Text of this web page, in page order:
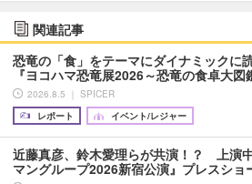
関連記事
恐竜の「食」をテーマにダイナミックに
『ヨコハマ恐竜展2026～恐竜の食卓大
2026.8.5 ｜ SPICER
レポート
イベント/レジャー
近藤真彦、鈴木愛理らが共演！？ 上演
マングループ2026新宿公演』プレスショ